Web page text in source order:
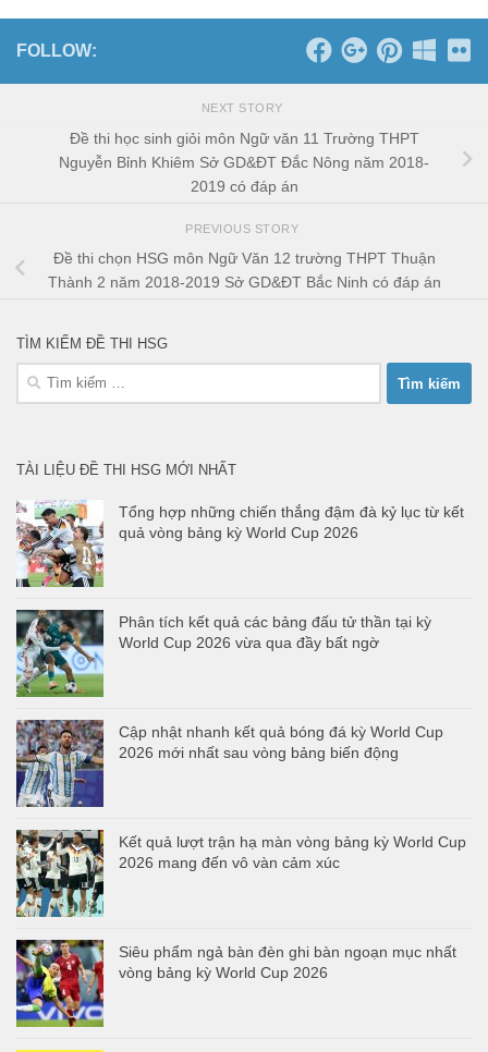
FOLLOW:
NEXT STORY
Đề thi học sinh giỏi môn Ngữ văn 11 Trường THPT
Nguyễn Bỉnh Khiêm Sở GD&ĐT Đắc Nông năm 2018-
2019 có đáp án
PREVIOUS STORY
Đề thi chọn HSG môn Ngữ Văn 12 trường THPT Thuận
Thành 2 năm 2018-2019 Sở GD&ĐT Bắc Ninh có đáp án
TÌM KIẾM ĐỀ THI HSG
Tìm
TÀI LIỆU ĐỀ THI HSG MỚI NHẤT
Tổng hợp những chiến thắng đậm đà kỷ lục từ kết
quả vòng bảng kỳ World Cup 2026
Phân tích kết quả các bảng đấu tử thần tại kỳ
World Cup 2026 vừa qua đầy bất ngờ
Cập nhật nhanh kết quả bóng đá kỳ World Cup
2026 mới nhất sau vòng bảng biến động
Kết quả lượt trận hạ màn vòng bảng kỳ World Cup
2026 mang đến vô vàn cảm xúc
Siêu phẩm ngả bàn đèn ghi bàn ngoạn mục nhất
vòng bảng kỳ World Cup 2026